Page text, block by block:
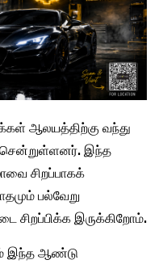
ஆலயத்திற்கு வந்து
சென்றுள்ளனர். இந்த
சிறப்பாகக்
பல்வேறு
சிறப்பிக்க இருக்கிறோம்.
இந்த ஆண்டு